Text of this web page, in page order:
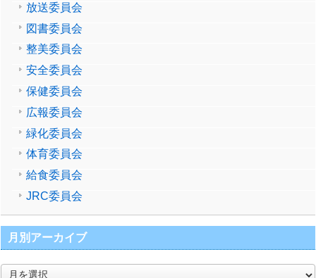
放送委員会
図書委員会
整美委員会
安全委員会
保健委員会
広報委員会
緑化委員会
体育委員会
給食委員会
JRC委員会
月別アーカイブ
月